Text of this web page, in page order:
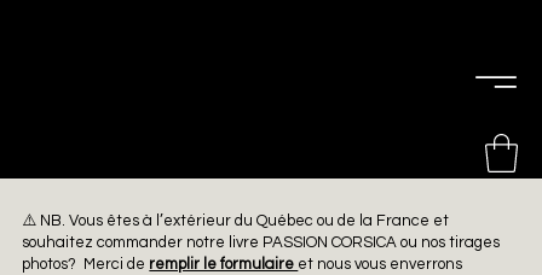
⚠️ NB. Vous êtes à l’extérieur du Québec ou de la France et
souhaitez commander notre livre PASSION CORSICA ou nos tirages
photos? Merci de remplir le formulaire et nous vous enverrons